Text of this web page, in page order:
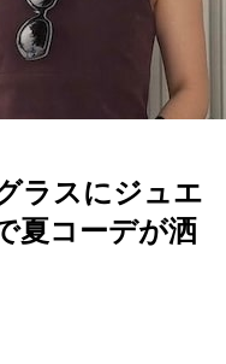
ラスにジュエ
夏コーデが洒